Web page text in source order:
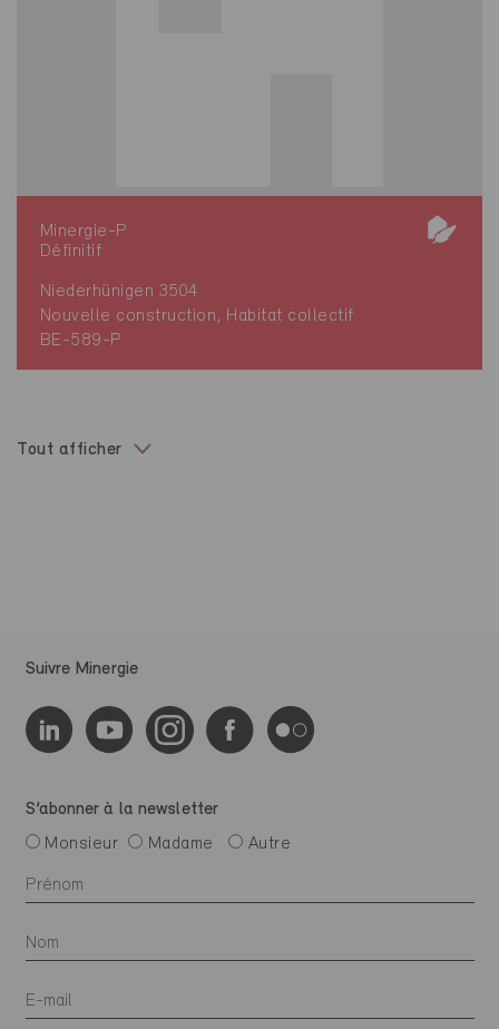
Minergie-P
Définitif
Niederhünigen 3504
Nouvelle construction, Habitat collectif
BE-589-P
Tout afficher
Suivre Minergie
S’abonner à la newsletter
Monsieur
Madame Autre